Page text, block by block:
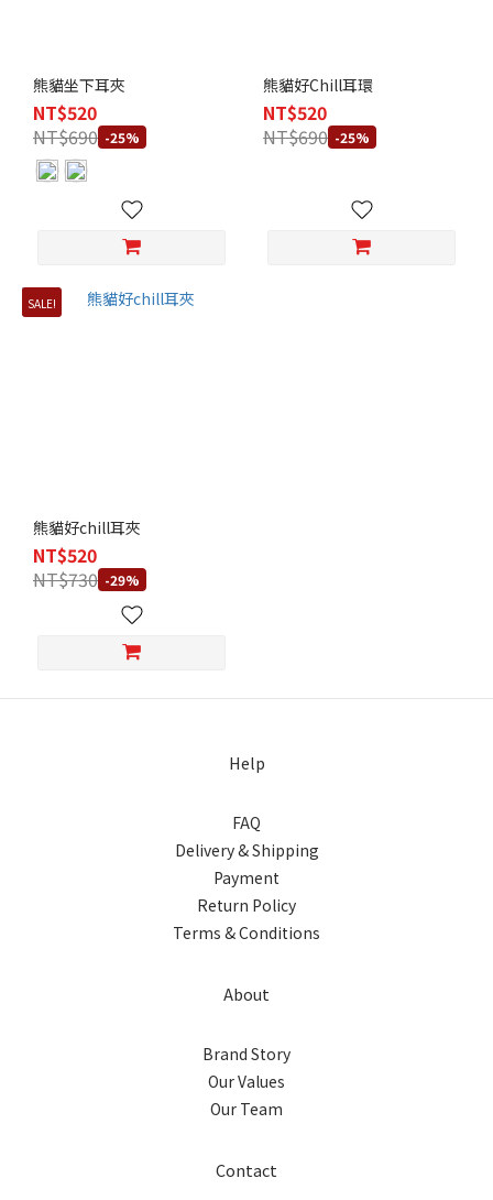
熊貓坐下耳夾
NT$520
NT$690 -25%
熊貓好Chill耳環
NT$520
NT$690 -25%
SALE!
熊貓好chill耳夾
NT$520
NT$730 -29%
Help
FAQ
Delivery & Shipping
Payment
Return Policy
Terms & Conditions
About
Brand Story
Our Values
Our Team
Contact